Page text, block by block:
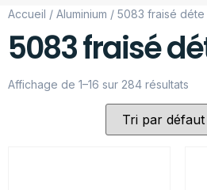
Accueil / Aluminium / 5083 fraisé déte
5083 fraisé
Affichage de 1–16 sur 284 résultats